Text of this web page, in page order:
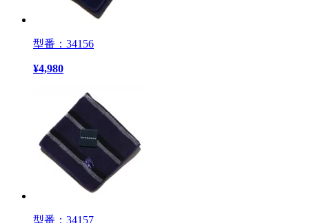
型番：34156
¥4,980
型番：34157